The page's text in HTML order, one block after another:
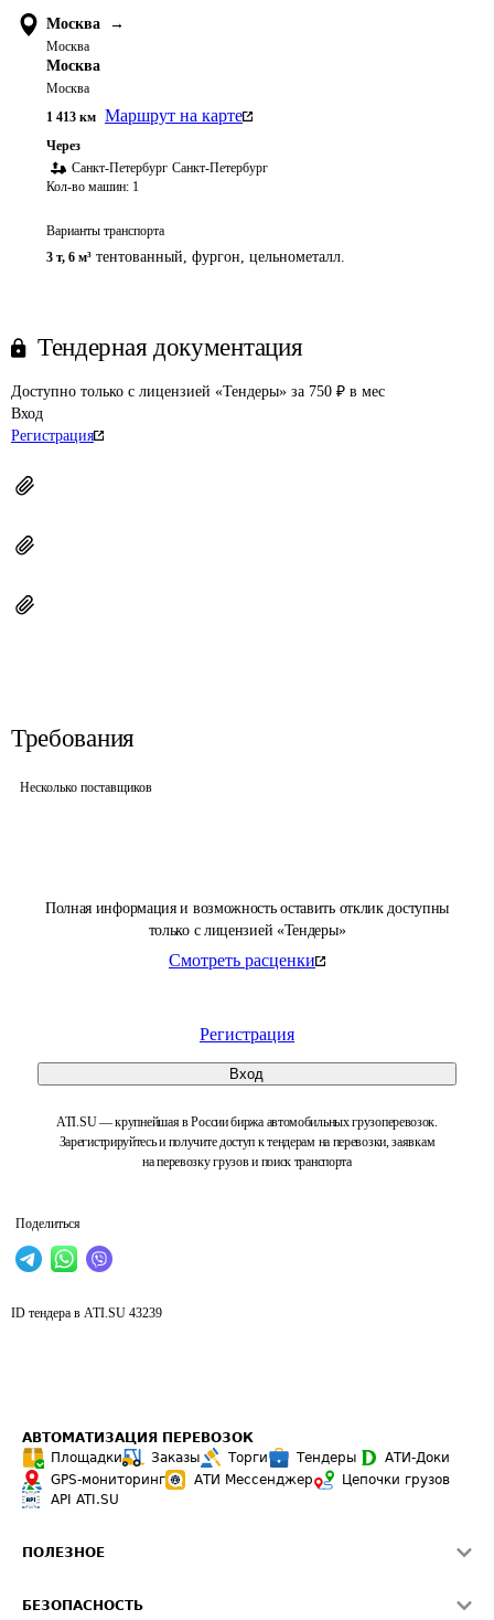
Полная информация и возможность оставить отклик доступны
только с лицензией «Тендеры»
Смотреть расценки
Регистрация
Вход
ATI.SU — крупнейшая в России биржа автомобильных грузоперевозок.
Зарегистрируйтесь и получите доступ к тендерам на перевозки, заявкам
на перевозку грузов и поиск транспорта
Поделиться
Москва →
Москва
Москва
Москва
1 413 км Маршрут на карте
Через
Санкт-Петербург Санкт-Петербург
Кол-во машин: 1
Варианты транспорта
3 т, 6 м³ тентованный, фургон, цельнометалл.
Тендерная документация
Доступно только с лицензией «Тендеры» за 750 ₽ в мес
Вход
Регистрация
Требования
Несколько поставщиков
ID тендера в ATI.SU 43239
АВТОМАТИЗАЦИЯ ПЕРЕВОЗОК
Площадки
Заказы Торги Тендеры
АТИ-Доки
GPS-мониторинг
АТИ Мессенджер
Цепочки грузов
API ATI.SU
ПОЛЕЗНОЕ
БЕЗОПАСНОСТЬ